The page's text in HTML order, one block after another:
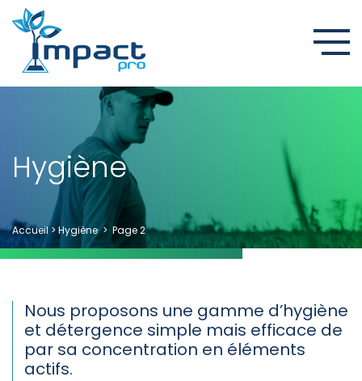
Accueil >Hygiène> Page 2
Hygiène
Nous proposons une gamme d’hygiène
et détergence simple mais efficace de
par sa concentration en éléments
actifs.